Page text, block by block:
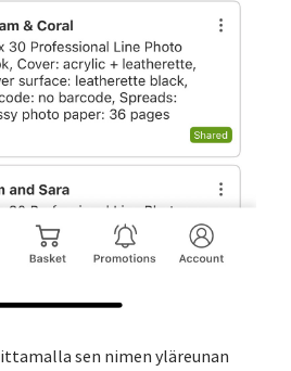
sen nimen yläreunan